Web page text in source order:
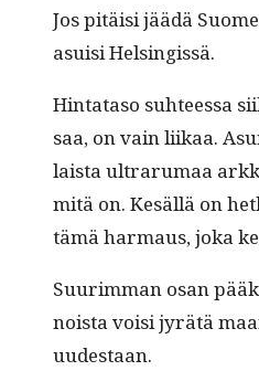
Jos pitäisi jäädä
asu­isi Helsingissä.
Hin­tata­so suh­teessa
saa, on vain liikaa.
laista ultra­ru­maa
mitä on. Kesäl­lä on
tämä har­maus, joka
Suurim­man osan
noista voisi jyrätä
uudestaan.